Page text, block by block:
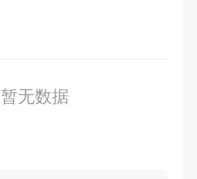
暂无数据